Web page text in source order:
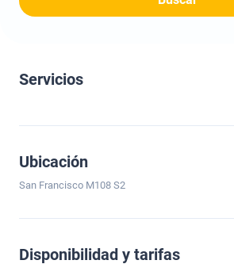
Servicios
Ubicación
San Francisco M108 S2
Disponibilidad y tarifas